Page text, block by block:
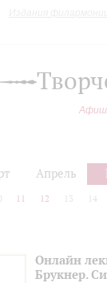
Апрель
11 12 13 14
Онлайн
Брукнер.